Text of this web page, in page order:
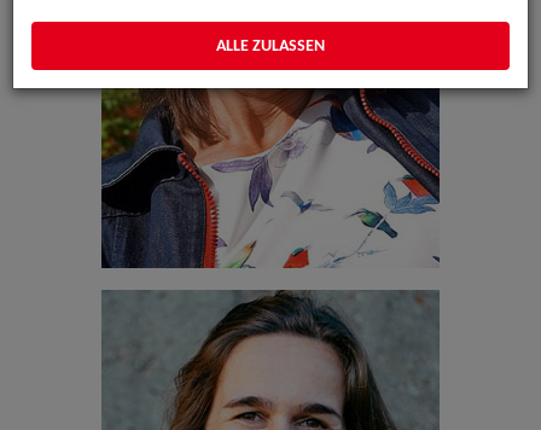
ALLE ZULASSEN